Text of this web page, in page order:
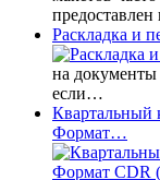
Раскладка и
на
если…
Квартальный
Формат…